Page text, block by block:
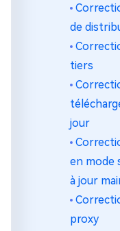
de
tiers
jour
en mode
à jour
proxy